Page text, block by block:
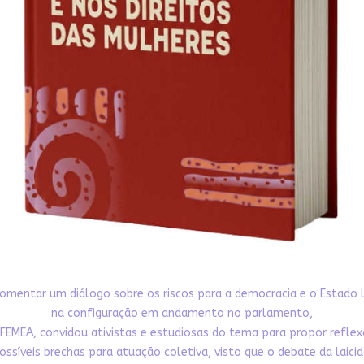
um diálogo sobre os riscos para a democracia e o Estado
na configuração em andamento no parlamento,
convidou ativistas e estudiosas do tema para propor
brechas para atuação coletiva, visto que o debate da